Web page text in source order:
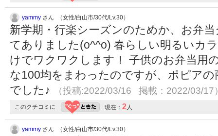
yammy さん （女性/白山市/30代/Lv.30）
新学期・行楽シーズンのためか、お弁
てありました(o^^o) 春らしい明るいカ
けでワクワクします！ 子供のお弁当用
な100均をまわったのですが、ポピア
でした♪
（投稿:2022/03/16 掲載：2022/03/17
このクチコミに 現在： 2人
yammy さん （女性/白山市/30代/Lv.30）